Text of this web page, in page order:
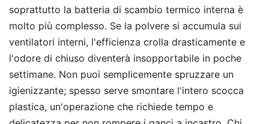
soprattutto la batteria di scambio termico interna è
molto più complesso. Se la polvere si accumula sui
ventilatori interni, l'efficienza crolla drasticamente e
l'odore di chiuso diventerà insopportabile in poche
settimane. Non puoi semplicemente spruzzare un
igienizzante; spesso serve smontare l'intero scocca
plastica, un'operazione che richiede tempo e